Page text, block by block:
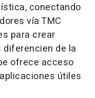
conectando
vía TMC
para crear
de la
ofrece acceso
útiles